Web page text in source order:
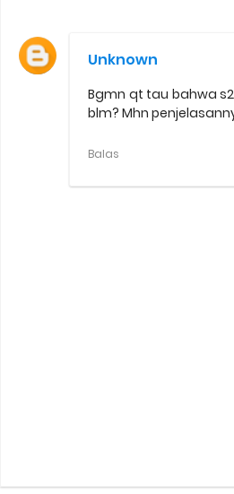
Unknown
Bgmn qt tau bahwa
blm? Mhn
Balas